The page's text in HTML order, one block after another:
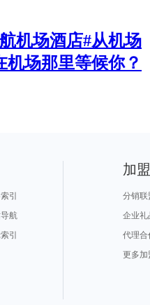
机场酒店#从机场
机场那里等候你？
引
航
引
加
分销联
企业礼
代理合
更多加